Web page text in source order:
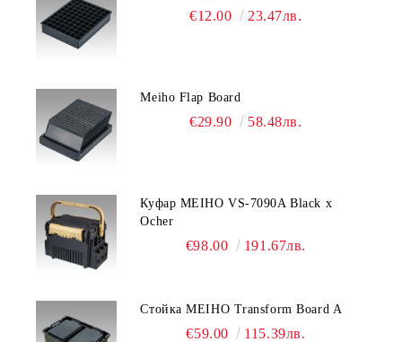
€12.00 23.47лв.
Meiho Flap Board
€29.90 58.48лв.
Куфар MEIHO VS-7090A Black x
Ocher
€98.00 191.67лв.
Стойка MEIHO Transform Board A
€59.00 115.39лв.